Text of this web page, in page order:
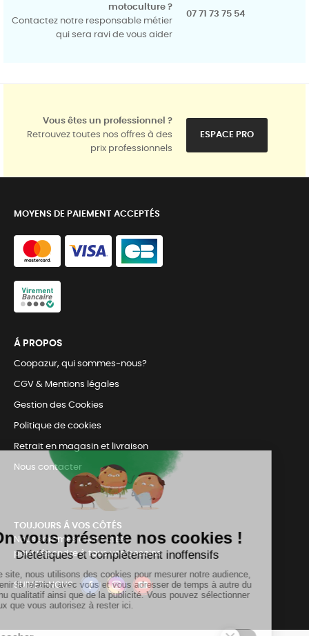
motoculture ?
Contactez notre responsable métier
qui sera ravi de vous aider
07 71 73 75 54
Vous êtes un professionnel ?
Retrouvez toutes nos offres à des
prix professionnels
ESPACE PRO
MOYENS DE PAIEMENT ACCEPTÉS
Á PROPOS
Coopazur, qui sommes-nous?
CGV & Mentions légales
Gestion des Cookies
Politique de cookies
Retrait en magasin et livraison
Nous contacter
TOUJOURS Á VOS CÔTÉS
Nous sommes connectés
pour répondre à tous vos besoins
SUIVEZ-NOUS